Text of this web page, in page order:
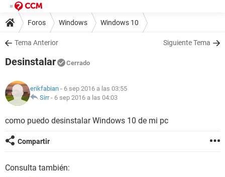
Foros Windows Windows 10
Tema Anterior Siguiente Tema
Desinstalar Cerrado
erikfabian - 6 sep 2016 a las 03:55
Sirr- 6 sep 2016 a las 04:03
como puedo desinstalar Windows 10 de mi pc
Compartir
Consulta también: